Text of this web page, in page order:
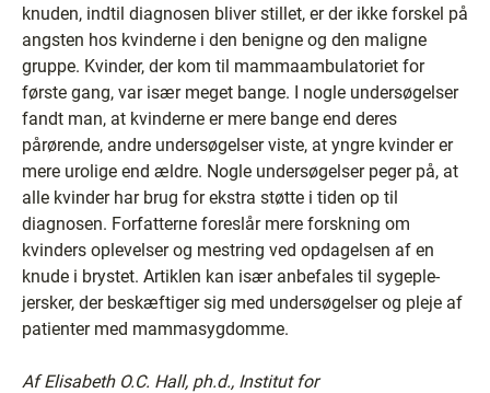
knuden, indtil diagnosen bliver stillet, er der ikke forskel på
angsten hos kvinderne i den benigne og den maligne
gruppe. Kvinder, der kom til mammaambulatoriet for
første gang, var især meget bange. I nogle undersøgelser
fandt man, at kvinderne er mere bange end deres
pårørende, andre undersøgelser viste, at yngre kvinder er
mere urolige end ældre. Nogle undersøgelser peger på, at
alle kvinder har brug for ekstra støtte i tiden op til
diagnosen. Forfatterne foreslår mere forskning om
kvinders oplevelser og mestring ved opdagelsen af en
knude i brystet. Artiklen kan især anbefales til sygeple-
jersker, der beskæftiger sig med undersøgelser og pleje af
patienter med mammasygdomme.
Af Elisabeth O.C. Hall, ph.d., Institut for